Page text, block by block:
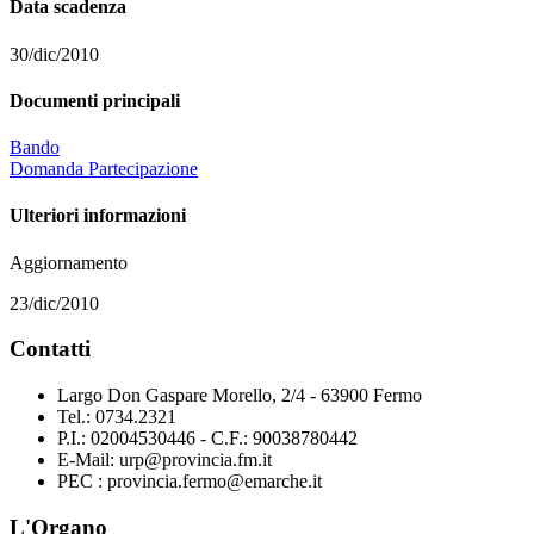
Data scadenza
30/dic/2010
Documenti principali
Bando
Domanda Partecipazione
Ulteriori informazioni
Aggiornamento
23/dic/2010
Contatti
Largo Don Gaspare Morello, 2/4 - 63900 Fermo
Tel.: 0734.2321
P.I.: 02004530446 - C.F.: 90038780442
E-Mail: urp@provincia.fm.it
PEC : provincia.fermo@emarche.it
L'Organo